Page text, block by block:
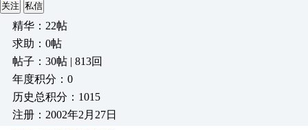
关注 私信
精华：22帖
求助：0帖
帖子：30帖 | 813回
年度积分：0
历史总积分：1015
注册：2002年2月27日